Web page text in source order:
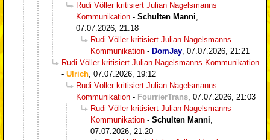
Rudi Völler kritisiert Julian Nagelsmanns
Kommunikation - Schulten Manni,
07.07.2026, 21:18
Rudi Völler kritisiert Julian Nagelsmanns
Kommunikation - DomJay, 07.07.2026, 21:21
Rudi Völler kritisiert Julian Nagelsmanns Kommunikation
- Ulrich, 07.07.2026, 19:12
Rudi Völler kritisiert Julian Nagelsmanns
Kommunikation - FourrierTrans, 07.07.2026, 21:03
Rudi Völler kritisiert Julian Nagelsmanns
Kommunikation - Schulten Manni,
07.07.2026, 21:20